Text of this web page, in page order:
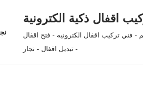
اقفال ذكية الكترونية
- فني تركيب اقفال الكترونيه - فتح اقفال
- تبديل اقفال - نجار